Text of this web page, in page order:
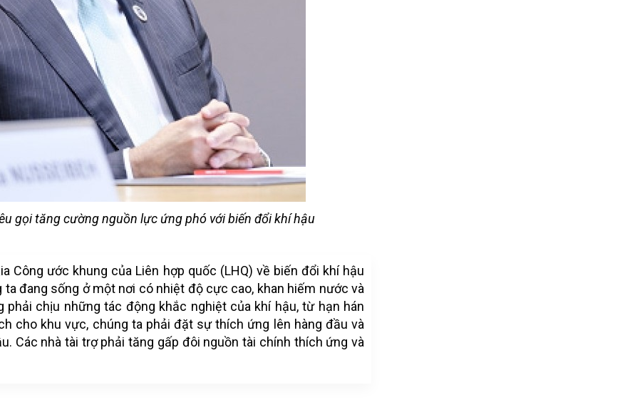
gọi tăng cường nguồn lực ứng phó với biến đổi khí hậu
Công ước khung của Liên hợp quốc (LHQ) về biến đổi khí hậu
ta đang sống ở một nơi có nhiệt độ cực cao, khan hiếm nước và
chịu những tác động khắc nghiệt của khí hậu, từ hạn hán
cho khu vực, chúng ta phải đặt sự thích ứng lên hàng đầu và
Các nhà tài trợ phải tăng gấp đôi nguồn tài chính thích ứng và